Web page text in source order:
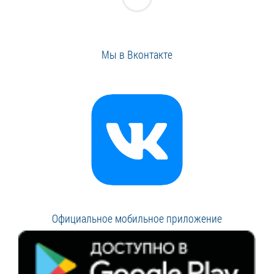
Мы в Вконтакте
Официальное мобильное приложение